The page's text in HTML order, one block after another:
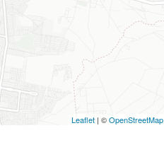
Leaflet | ©OpenStreetMap